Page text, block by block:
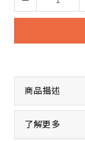
商品描述
了解更多